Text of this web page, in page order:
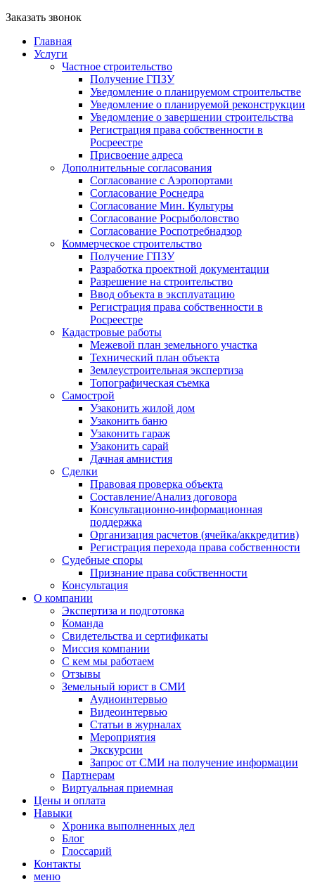
Заказать звонок
Главная
Услуги
Частное строительство
Получение ГПЗУ
Уведомление о планируемом строительстве
Уведомление о планируемой реконструкции
Уведомление о завершении строительства
Регистрация права собственности в
Росреестре
Присвоение адреса
Дополнительные согласования
Согласование с Аэропортами
Согласование Роснедра
Согласование Мин. Культуры
Согласование Росрыболовство
Согласование Роспотребнадзор
Коммерческое строительство
Получение ГПЗУ
Разработка проектной документации
Разрешение на строительство
Ввод объекта в эксплуатацию
Регистрация права собственности в
Росреестре
Кадастровые работы
Межевой план земельного участка
Технический план объекта
Землеустроительная экспертиза
Топографическая съемка
Самострой
Узаконить жилой дом
Узаконить баню
Узаконить гараж
Узаконить сарай
Дачная амнистия
Сделки
Правовая проверка объекта
Составление/Анализ договора
Консультационно-информационная
поддержка
Организация расчетов (ячейка/аккредитив)
Регистрация перехода права собственности
Судебные споры
Признание права собственности
Консультация
О компании
Экспертиза и подготовка
Команда
Свидетельства и сертификаты
Миссия компании
С кем мы работаем
Отзывы
Земельный юрист в СМИ
Аудиоинтервью
Видеоинтервью
Статьи в журналах
Мероприятия
Экскурсии
Запрос от СМИ на получение информации
Партнерам
Виртуальная приемная
Цены и оплата
Навыки
Хроника выполненных дел
Блог
Глоссарий
Контакты
меню